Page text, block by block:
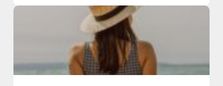
mennesker i alle aldr...